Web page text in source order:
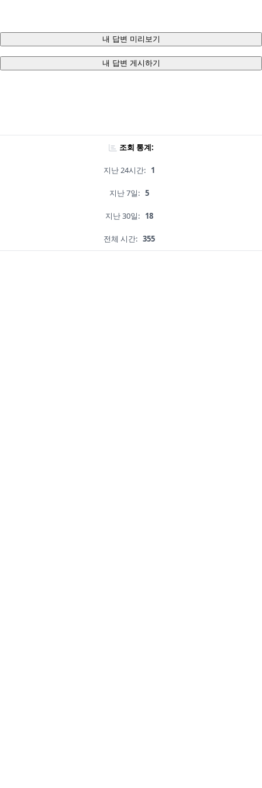
내 답변 미리보기
내 답변 게시하기
조회 통계:
지난 24시간: 1
지난 7일: 5
지난 30일: 18
전체 시간: 355